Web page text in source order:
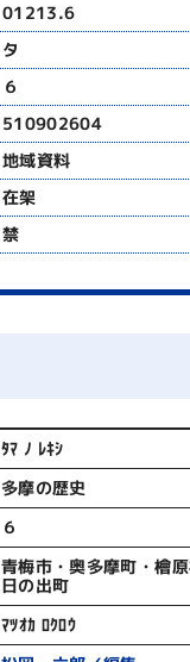
01213.6
タ
６
510902604
地域資料
在架
禁
ﾀﾏ ﾉ ﾚｷｼ
多摩の歴史
６
青梅市・奥多摩町・檜
日の出町
ﾏﾂｵｶ ﾛｸﾛｳ